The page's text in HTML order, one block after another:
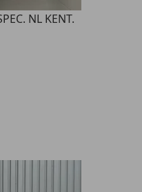
NL KENT.